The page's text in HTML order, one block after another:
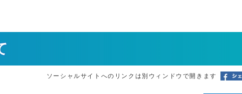
ソーシャルサイトへのリンクは別ウィンドウで開きます